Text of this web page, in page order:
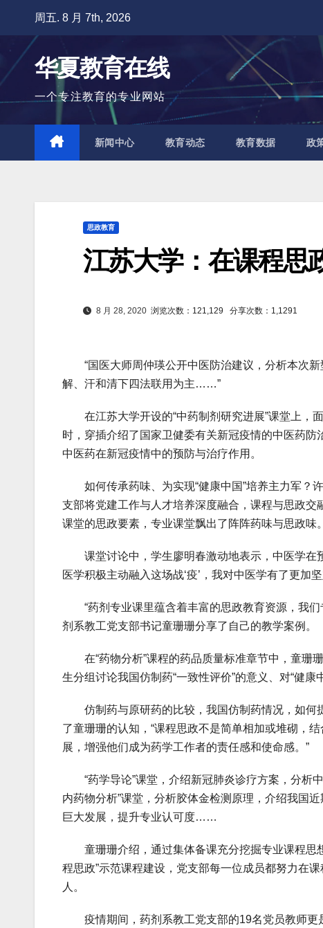
容
周五. 8 月 7th, 2026
华夏教育在线
一个专注教育的专业网站
新闻中心 教育动态 教育数据 政
思政教育
江苏大学：在课程思
8 月 28, 2020 浏览次数：121,129 分享次数：1,1291
“国医大师周仲瑛公开中医防治建议，分析本次新
解、汗和清下四法联用为主……”
在江苏大学开设的“中药制剂研究进展”课堂上，
时，穿插介绍了国家卫健委有关新冠疫情的中医药
中医药在新冠疫情中的预防与治疗作用。
如何传承药味、为实现“健康中国”培养主力军？
支部将党建工作与人才培养深度融合，课程与思政
课堂的思政要素，专业课堂飘出了阵阵药味与思政味。
课堂讨论中，学生廖明春激动地表示，中医学在
医学积极主动融入这场战‘疫’，我对中医学有了更加
“药剂专业课里蕴含着丰富的思政教育资源，我们
剂系教工党支部书记童珊珊分享了自己的教学案例。
在“药物分析”课程的药品质量标准章节中，童珊
生分组讨论我国仿制药“一致性评价”的意义、对“健康
仿制药与原研药的比较，我国仿制药情况，如何
了童珊珊的认知，“课程思政不是简单相加或堆砌，
展，增强他们成为药学工作者的责任感和使命感。”
“药学导论”课堂，介绍新冠肺炎诊疗方案，分析
内药物分析”课堂，分析胶体金检测原理，介绍我国
巨大发展，提升专业认可度……
童珊珊介绍，通过集体备课充分挖掘专业课程思
程思政”示范课程建设，党支部每一位成员都努力在
人。
疫情期间，药剂系教工党支部的19名党员教师更